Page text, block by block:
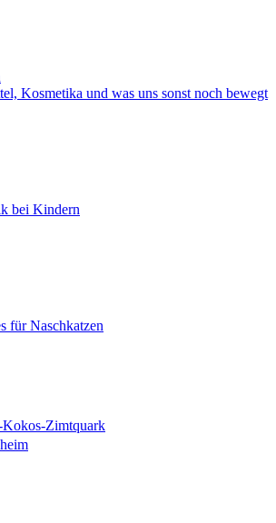
Kosmetika und was uns sonst noch bewegt
bei Kindern
für Naschkatzen
Kokos-Zimtquark